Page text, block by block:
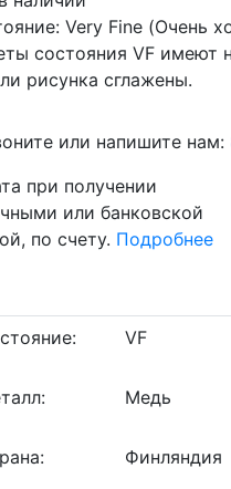
Very Fine (Очень
состояния VF имеют
рисунка сглажены.
или напишите нам:
при получении
или банковской
по счету. Подробнее
VF
Медь
Финляндия